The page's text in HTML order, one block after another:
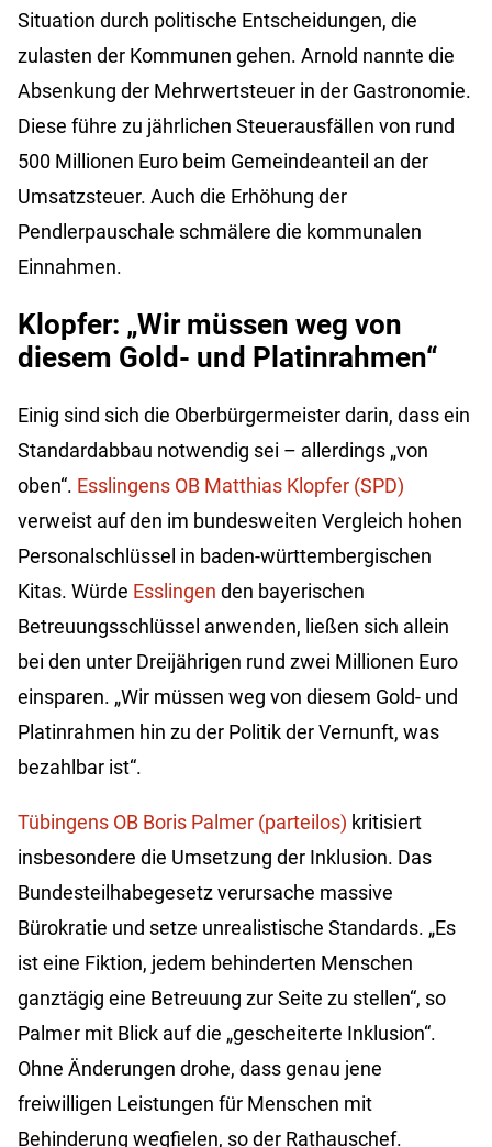
Situation durch politische Entscheidungen, die
zulasten der Kommunen gehen. Arnold nannte die
Absenkung der Mehrwertsteuer in der Gastronomie.
Diese führe zu jährlichen Steuerausfällen von rund
500 Millionen Euro beim Gemeindeanteil an der
Umsatzsteuer. Auch die Erhöhung der
Pendlerpauschale schmälere die kommunalen
Einnahmen.
Klopfer: „Wir müssen weg von
diesem Gold- und Platinrahmen“
Einig sind sich die Oberbürgermeister darin, dass ein
Standardabbau notwendig sei – allerdings „von
oben“. Esslingens OB Matthias Klopfer (SPD)
verweist auf den im bundesweiten Vergleich hohen
Personalschlüssel in baden-württembergischen
Kitas. Würde Esslingen den bayerischen
Betreuungsschlüssel anwenden, ließen sich allein
bei den unter Dreijährigen rund zwei Millionen Euro
einsparen. „Wir müssen weg von diesem Gold- und
Platinrahmen hin zu der Politik der Vernunft, was
bezahlbar ist“.
Tübingens OB Boris Palmer (parteilos) kritisiert
insbesondere die Umsetzung der Inklusion. Das
Bundesteilhabegesetz verursache massive
Bürokratie und setze unrealistische Standards. „Es
ist eine Fiktion, jedem behinderten Menschen
ganztägig eine Betreuung zur Seite zu stellen“, so
Palmer mit Blick auf die „gescheiterte Inklusion“.
Ohne Änderungen drohe, dass genau jene
freiwilligen Leistungen für Menschen mit
Behinderung wegfielen, so der Rathauschef.